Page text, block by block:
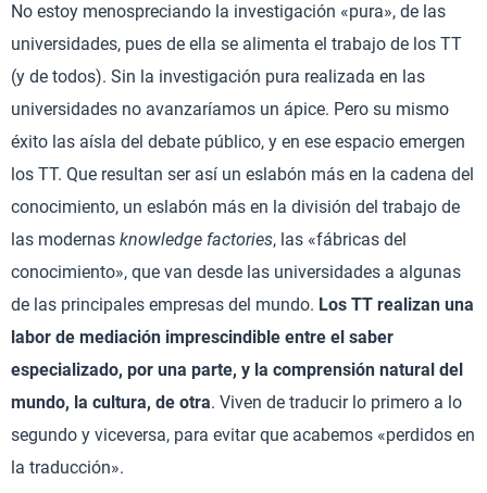
No estoy menospreciando la investigación «pura», de las
universidades, pues de ella se alimenta el trabajo de los TT
(y de todos). Sin la investigación pura realizada en las
universidades no avanzaríamos un ápice. Pero su mismo
éxito las aísla del debate público, y en ese espacio emergen
los TT. Que resultan ser así un eslabón más en la cadena del
conocimiento, un eslabón más en la división del trabajo de
las modernas knowledge factories, las «fábricas del
conocimiento», que van desde las universidades a algunas
de las principales empresas del mundo. Los TT realizan una
labor de mediación imprescindible entre el saber
especializado, por una parte, y la comprensión natural del
mundo, la cultura, de otra. Viven de traducir lo primero a lo
segundo y viceversa, para evitar que acabemos «perdidos en
la traducción».